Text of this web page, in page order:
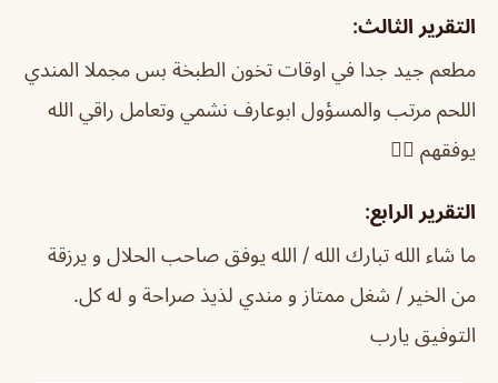
التقرير الثالث:
مطعم جيد جدا في اوقات تخون الطبخة بس مجملا المندي
اللحم مرتب والمسؤول ابوعارف نشمي وتعامل راقي الله
يوفقهم 👍🏼
التقرير الرابع:
ما شاء الله تبارك الله / الله يوفق صاحب الحلال و يرزقة
من الخير / شغل ممتاز و مندي لذيذ صراحة و له كل.
التوفيق يارب